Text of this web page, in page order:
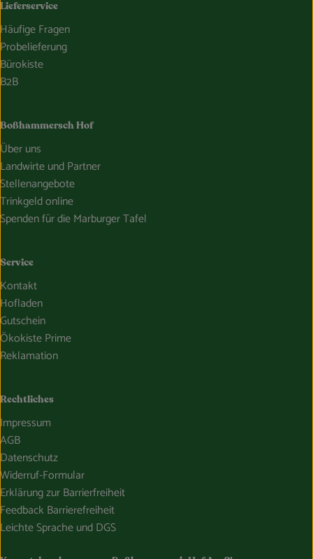
Lieferservice
Häufige Fragen
Probelieferung
Bürokiste
B2B
Boßhammersch Hof
Über uns
Landwirte und Partner
Stellenangebote
Trinkgeld online
Spenden für die Marburger Tafel
Service
Kontakt
Hofladen
Gutschein
Ökokiste Prime
Reklamation
Rechtliches
Impressum
AGB
Datenschutz
Widerruf-Formular
Erklärung zur Barrierfreiheit
Feedback Barrierefreiheit
Leichte Sprache und DGS